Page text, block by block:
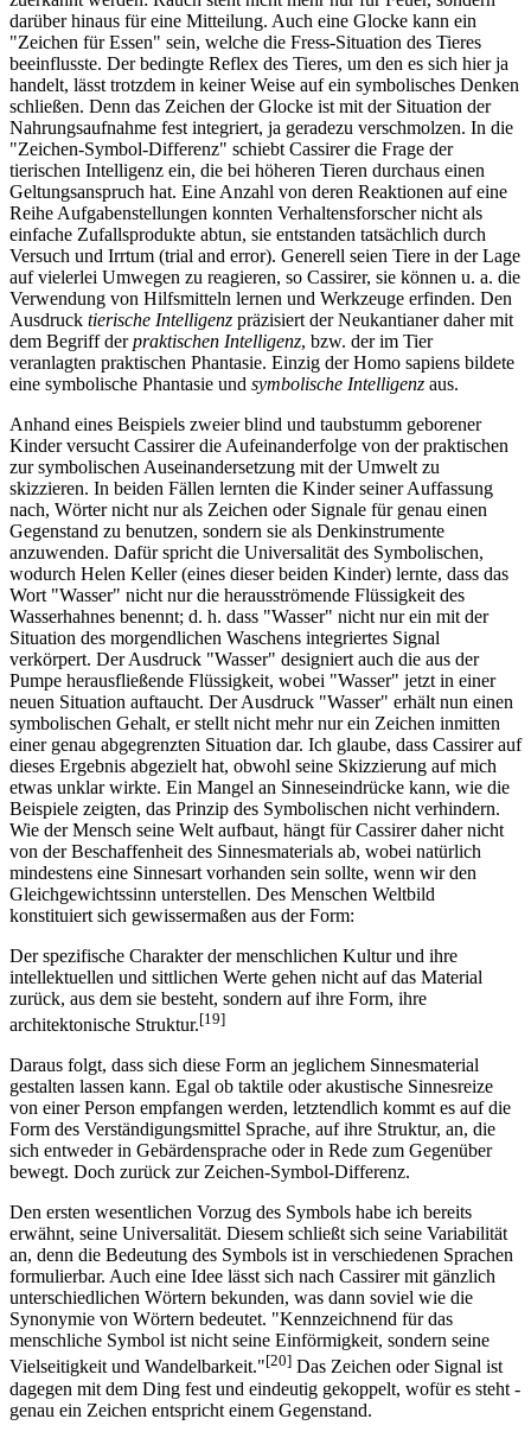
darüber hinaus für eine Mitteilung. Auch eine Glocke kann ein
"Zeichen für Essen" sein, welche die Fress-Situation des Tieres
beeinflusste. Der bedingte Reflex des Tieres, um den es sich hier ja
handelt, lässt trotzdem in keiner Weise auf ein symbolisches Denken
schließen. Denn das Zeichen der Glocke ist mit der Situation der
Nahrungsaufnahme fest integriert, ja geradezu verschmolzen. In die
"Zeichen-Symbol-Differenz" schiebt Cassirer die Frage der
tierischen Intelligenz ein, die bei höheren Tieren durchaus einen
Geltungsanspruch hat. Eine Anzahl von deren Reaktionen auf eine
Reihe Aufgabenstellungen konnten Verhaltensforscher nicht als
einfache Zufallsprodukte abtun, sie entstanden tatsächlich durch
Versuch und Irrtum (trial and error). Generell seien Tiere in der Lage
auf vielerlei Umwegen zu reagieren, so Cassirer, sie können u. a. die
Verwendung von Hilfsmitteln lernen und Werkzeuge erfinden. Den
Ausdruck tierische Intelligenz präzisiert der Neukantianer daher mit
dem Begriff derpraktischen Intelligenz, bzw. der im Tier
veranlagten praktischen Phantasie. Einzig der Homo sapiens bildete
eine symbolische Phantasie und symbolische Intelligenz aus.
Anhand eines Beispiels zweier blind und taubstumm geborener
Kinder versucht Cassirer die Aufeinanderfolge von der praktischen
zur symbolischen Auseinandersetzung mit der Umwelt zu
skizzieren. In beiden Fällen lernten die Kinder seiner Auffassung
nach, Wörter nicht nur als Zeichen oder Signale für genau einen
Gegenstand zu benutzen, sondern sie als Denkinstrumente
anzuwenden. Dafür spricht die Universalität des Symbolischen,
wodurch Helen Keller (eines dieser beiden Kinder) lernte, dass das
Wort "Wasser" nicht nur die herausströmende Flüssigkeit des
Wasserhahnes benennt; d. h. dass "Wasser" nicht nur ein mit der
Situation des morgendlichen Waschens integriertes Signal
verkörpert. Der Ausdruck "Wasser" designiert auch die aus der
Pumpe herausfließende Flüssigkeit, wobei "Wasser" jetzt in einer
neuen Situation auftaucht. Der Ausdruck "Wasser" erhält nun einen
symbolischen Gehalt, er stellt nicht mehr nur ein Zeichen inmitten
einer genau abgegrenzten Situation dar. Ich glaube, dass Cassirer auf
dieses Ergebnis abgezielt hat, obwohl seine Skizzierung auf mich
etwas unklar wirkte. Ein Mangel an Sinneseindrücke kann, wie die
Beispiele zeigten, das Prinzip des Symbolischen nicht verhindern.
Wie der Mensch seine Welt aufbaut, hängt für Cassirer daher nicht
von der Beschaffenheit des Sinnesmaterials ab, wobei natürlich
mindestens eine Sinnesart vorhanden sein sollte, wenn wir den
Gleichgewichtssinn unterstellen. Des Menschen Weltbild
konstituiert sich gewissermaßen aus der Form:
Der spezifische Charakter der menschlichen Kultur und ihre
intellektuellen und sittlichen Werte gehen nicht auf das Material
zurück, aus dem sie besteht, sondern auf ihre Form, ihre
architektonische Struktur.[19]
Daraus folgt, dass sich diese Form an jeglichem Sinnesmaterial
gestalten lassen kann. Egal ob taktile oder akustische Sinnesreize
von einer Person empfangen werden, letztendlich kommt es auf die
Form des Verständigungsmittel Sprache, auf ihre Struktur, an, die
sich entweder in Gebärdensprache oder in Rede zum Gegenüber
bewegt. Doch zurück zur Zeichen-Symbol-Differenz.
Den ersten wesentlichen Vorzug des Symbols habe ich bereits
erwähnt, seine Universalität. Diesem schließt sich seine Variabilität
an, denn die Bedeutung des Symbols ist in verschiedenen Sprachen
formulierbar. Auch eine Idee lässt sich nach Cassirer mit gänzlich
unterschiedlichen Wörtern bekunden, was dann soviel wie die
Synonymie von Wörtern bedeutet. "Kennzeichnend für das
menschliche Symbol ist nicht seine Einförmigkeit, sondern seine
Vielseitigkeit und Wandelbarkeit."[20] Das Zeichen oder Signal ist
dagegen mit dem Ding fest und eindeutig gekoppelt, wofür es steht -
genau ein Zeichen entspricht einem Gegenstand.